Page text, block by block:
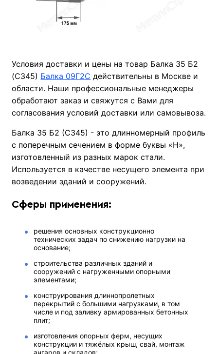
Условия доставки и цены на товар Балка 35 Б2
(С345) Балка 09Г2С действительны в Москве и
области. Наши профессиональные менеджеры
обработают заказ и свяжутся с Вами для
согласования условий доставки или самовывоза.
Балка 35 Б2 (С345) - это длинномерный профиль
с поперечным сечением в форме буквы «Н»,
изготовленный из разных марок стали.
Используется в качестве несущего элемента при
возведении зданий и сооружений.
Сферы применения:
решения основных конструкционно
технических задач по снижению нагрузки на
основание;
строительства различных зданий и
сооружений с нагруженными опорными
элементами;
конструирования длиннопролетных
перекрытий с большими нагрузками, в том
числе и под заливку армированных бетонных
плит;
изготовления опорных ферм, несущих
конструкции и тяжёлых крыш, свай, монтаж
ангаров и складов;